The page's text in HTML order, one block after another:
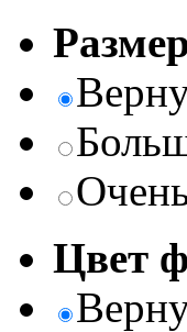
Цвет